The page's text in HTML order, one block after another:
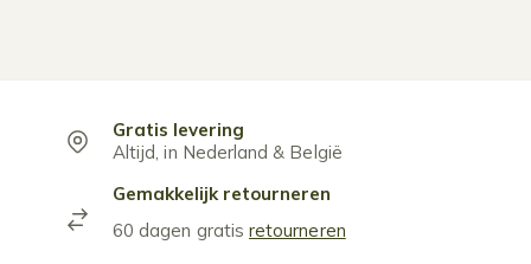
Gratis levering
Altijd, in Nederland & België
Gemakkelijk retourneren
60 dagen gratisretourneren